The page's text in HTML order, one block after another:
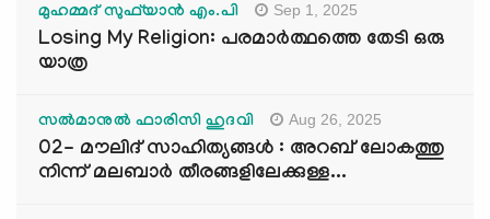
മുഹമ്മദ് സുഫ്‌യാൻ എം.പി Sep 1, 2025
Losing My Religion: പരമാർത്ഥത്തെ തേടി ഒരു
യാത്ര
സൽമാനുൽ ഫാരിസി ഹുദവി Aug 26, 2025
02- മൗലിദ് സാഹിത്യങ്ങൾ : അറബ് ലോകത്തു
നിന്ന് മലബാർ തീരങ്ങളിലേക്കുള്ള...